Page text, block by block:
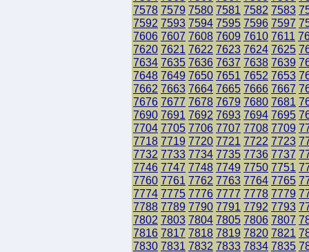
7578 7579 7580 7581 7582 7583
7592 7593 7594 7595 7596 7597
7606 7607 7608 7609 7610 7611
7620 7621 7622 7623 7624 7625
7634 7635 7636 7637 7638 7639
7648 7649 7650 7651 7652 7653
7662 7663 7664 7665 7666 7667
7676 7677 7678 7679 7680 7681
7690 7691 7692 7693 7694 7695
7704 7705 7706 7707 7708 7709
7718 7719 7720 7721 7722 7723
7732 7733 7734 7735 7736 7737
7746 7747 7748 7749 7750 7751
7760 7761 7762 7763 7764 7765
7774 7775 7776 7777 7778 7779
7788 7789 7790 7791 7792 7793
7802 7803 7804 7805 7806 7807
7816 7817 7818 7819 7820 7821
7830 7831 7832 7833 7834 7835